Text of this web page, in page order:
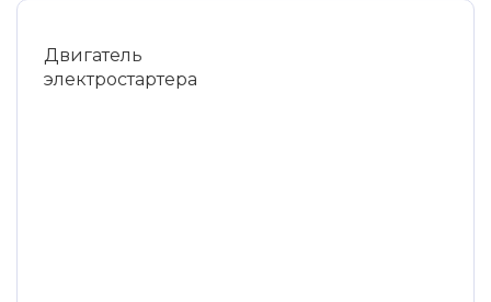
Двигатель
электростартера